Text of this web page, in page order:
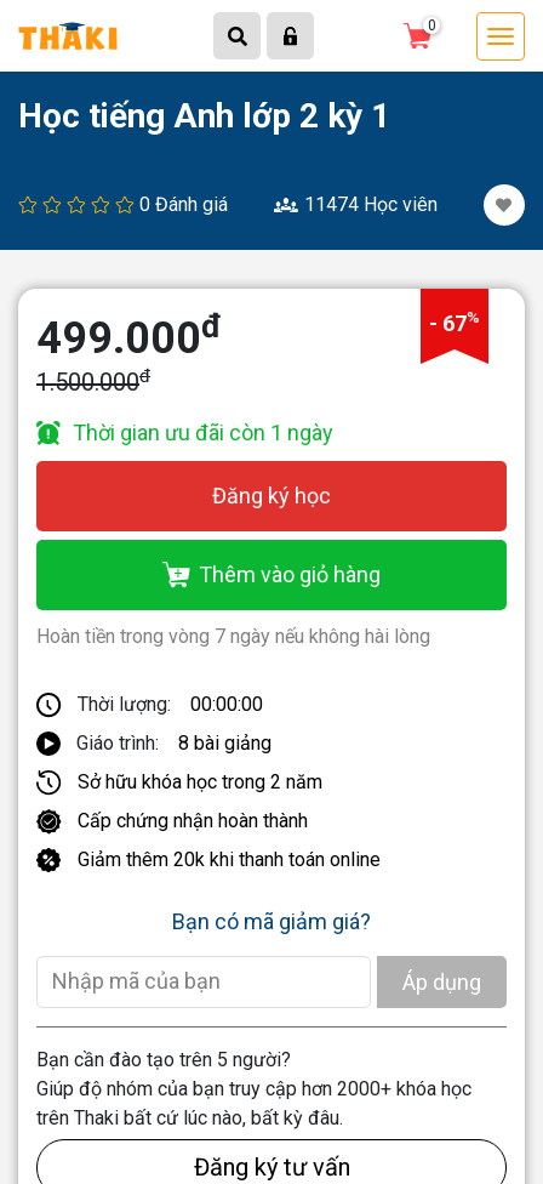
0
Trang chủ Học tiếng Anh lớp 2 kỳ 1
Học tiếng Anh lớp 2 kỳ 1
0 Đánh giá 11474 Học viên
499.000đ
1.500.000đ
- 67%
Thời gian ưu đãi còn 1 ngày
Đăng ký học
Thêm vào giỏ hàng
Hoàn tiền trong vòng 7 ngày nếu không hài lòng
Thời lượng:
00:00:00
Giáo trình:
8 bài giảng
Sở hữu khóa học trong 2 năm
Cấp chứng nhận hoàn thành
Giảm thêm 20k khi thanh toán online
Bạn có mã giảm giá?
Áp dụng
Bạn cần đào tạo trên 5 người?
Giúp độ nhóm của bạn truy cập hơn 2000+ khóa học
trên Thaki bất cứ lúc nào, bất kỳ đâu.
Đăng ký tư vấn